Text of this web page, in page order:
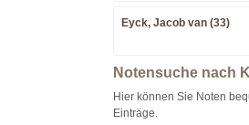
Eyck, Jacob van (33)
Notensuche nach
Hier können Sie Noten
Einträge.